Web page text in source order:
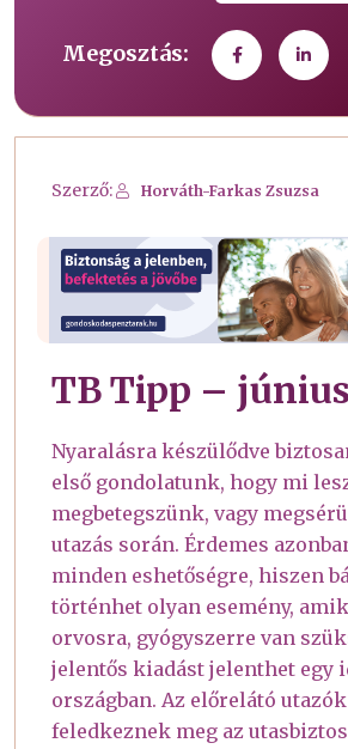
Megosztás:
Szerző: Horváth-Farkas Zsuzsa
TB Tipp – június
Nyaralásra készülődve
első gondolatunk, hogy mi
megbetegszünk, vagy
utazás során. Érdemes
minden eshetőségre, hiszen
történhet olyan esemény,
orvosra, gyógyszerre van
jelentős kiadást jelenthet egy
országban. Az előrelátó
feledkeznek meg az